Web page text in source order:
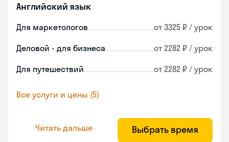
Английский язык
Для маркетологов от 3325 ₽ / урок
Деловой - для бизнеса от 2282 ₽ / урок
Для путешествий от 2282 ₽ / урок
Все услуги и цены (5)
Читать дальше Выбрать время